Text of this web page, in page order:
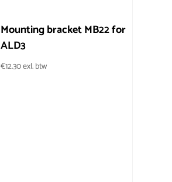
Mounting bracket MB22 for
ALD3
€12.30exl. btw